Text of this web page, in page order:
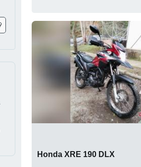
Honda XRE 190 DLX